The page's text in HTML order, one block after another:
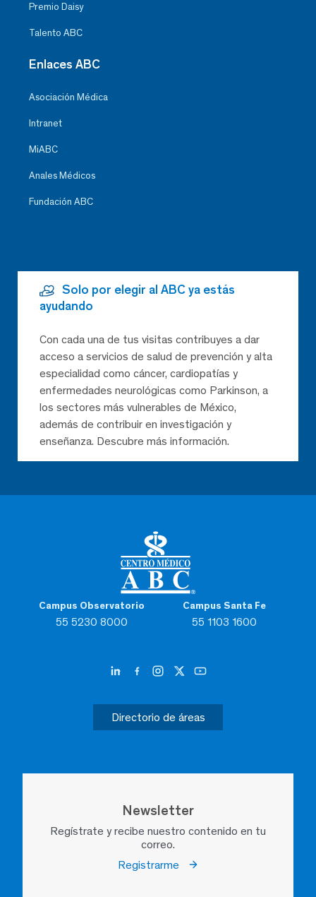
Campus Observatorio
55 5230 8000
Campus Santa Fe
55 1103 1600
Directorio de áreas
Newsletter
Regístrate y recibe nuestro contenido en tu
correo.
Registrarme
Premio Daisy
Talento ABC
Enlaces ABC
Asociación Médica
Intranet
MiABC
Anales Médicos
Fundación ABC
Solo por elegir al ABC ya estás
ayudando
Con cada una de tus visitas contribuyes a dar
acceso a servicios de salud de prevención y alta
especialidad como cáncer, cardiopatías y
enfermedades neurológicas como Parkinson, a
los sectores más vulnerables de México,
además de contribuir en investigación y
enseñanza. Descubre más información.